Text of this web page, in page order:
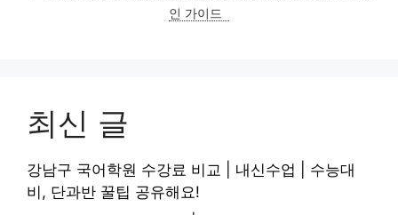
인 가이드
최신 글
강남구 국어학원 수강료 비교 | 내신수업 | 수능대
비, 단과반 꿀팁 공유해요!